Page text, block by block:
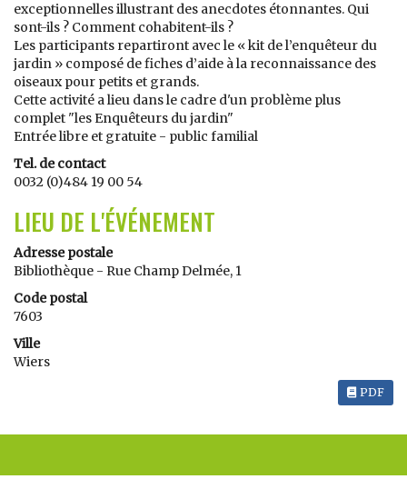
exceptionnelles illustrant des anecdotes étonnantes. Qui
sont-ils ? Comment cohabitent-ils ?
Les participants repartiront avec le « kit de l’enquêteur du
jardin » composé de fiches d’aide à la reconnaissance des
oiseaux pour petits et grands.
Cette activité a lieu dans le cadre d'un problème plus
complet "les Enquêteurs du jardin"
Entrée libre et gratuite - public familial
Tel. de contact
0032 (0)484 19 00 54
LIEU DE L'ÉVÉNEMENT
Adresse postale
Bibliothèque - Rue Champ Delmée, 1
Code postal
7603
Ville
Wiers
PDF